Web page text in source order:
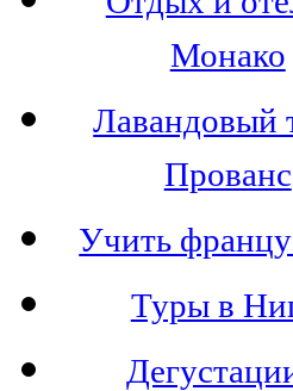
Монако
Лавандовый
Прованс
Учить
Туры в